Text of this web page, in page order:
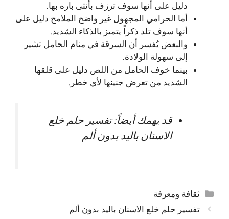
دليل على أنها سوف ترزف بأنثى باره بها.
أما الحرامي المجهول غير واضح الملامح دليل على
أنها سوف تلد ذكراً يتميز بالذكاء الشديد.
والبعض يُفسر أن السرقة في منام الحامل تشير
إلى سهولة الولادة.
بينما خوف الحامل من اللص دليل على قلقها
الشديد من تعرض جنينها لأي خطر.
قد يهمك أيضاً:تفسير حلم خلع
الاسنان باليد بدون ألم
التصنيفات
ثقافة ومعرفة
تفسير حلم خلع الاسنان باليد بدون ألم